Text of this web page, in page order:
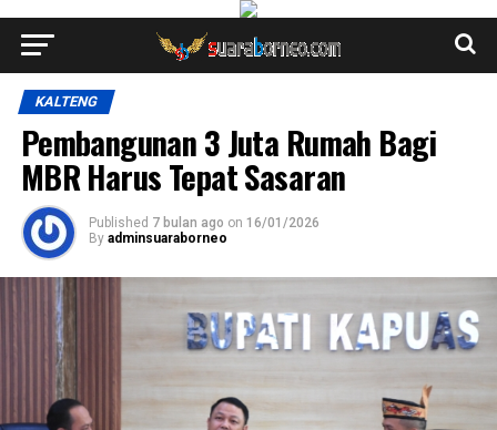
KALTENG
Pembangunan 3 Juta Rumah Bagi
MBR Harus Tepat Sasaran
Published 7 bulan ago on 16/01/2026
By adminsuaraborneo